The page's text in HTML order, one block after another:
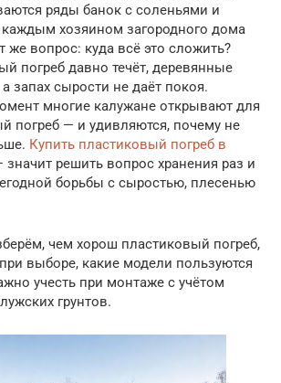
ряды банок с соленьями и
каждым хозяином загородного дома
же вопрос: куда всё это сложить?
погреб давно течёт, деревянные
запах сырости не даёт покоя.
многие калужане открывают для
погреб — и удивляются, почему не
Купить пластиковый погреб в
значит решить вопрос хранения раз и
борьбы с сыростью, плесенью
чем хорош пластиковый погреб,
выборе, какие модели пользуются
учесть при монтаже с учётом
грунтов.